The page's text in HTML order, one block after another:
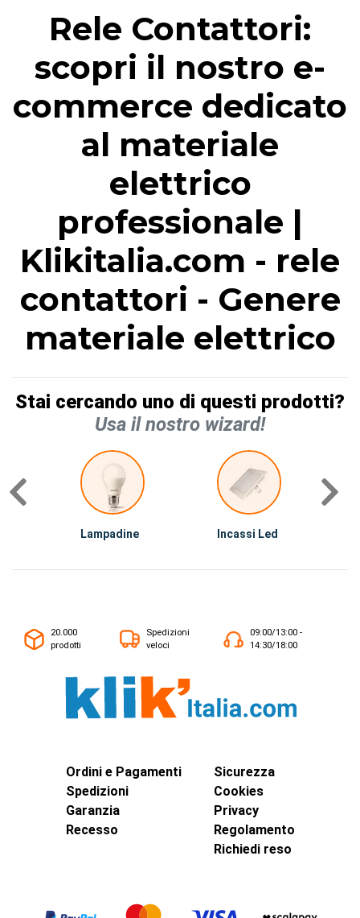
Rele Contattori:
scopri il nostro e-
commerce dedicato
al materiale
elettrico
professionale |
Klikitalia.com - rele
contattori - Genere
materiale elettrico
Stai cercando uno di questi prodotti?
Usa il nostro wizard!
Lampadine Incassi Led
20.000
prodotti
Spedizioni
veloci
09:00/13:00 -
14:30/18:00
Ordini e Pagamenti
Spedizioni
Garanzia
Recesso
Sicurezza
Cookies
Privacy
Regolamento
Richiedi reso